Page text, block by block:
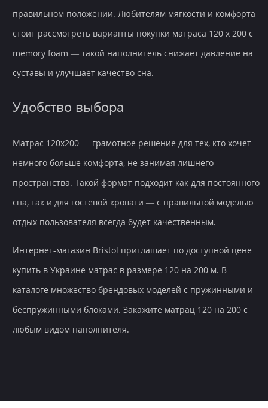
правильном положении. Любителям мягкости и комфорта
стоит рассмотреть варианты покупки матраса 120 х 200 с
memory foam — такой наполнитель снижает давление на
суставы и улучшает качество сна.
Удобство выбора
Матрас 120х200 — грамотное решение для тех, кто хочет
немного больше комфорта, не занимая лишнего
пространства. Такой формат подходит как для постоянного
сна, так и для гостевой кровати — с правильной моделью
отдых пользователя всегда будет качественным.
Интернет-магазин Bristol приглашает по доступной цене
купить в Украине матрас в размере 120 на 200 м. В
каталоге множество брендовых моделей с пружинными и
беспружинными блоками. Закажите матрац 120 на 200 с
любым видом наполнителя.